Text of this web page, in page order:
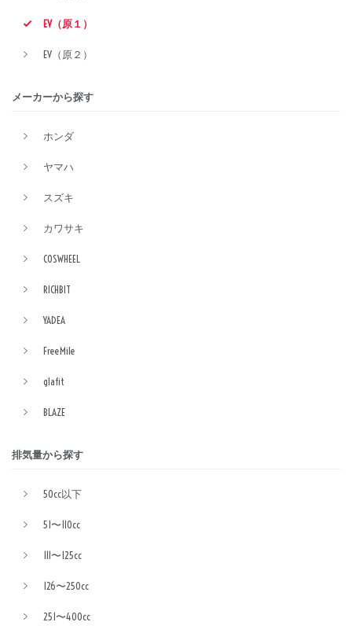
EV（原１）
EV（原２）
メーカーから探す
ホンダ
ヤマハ
スズキ
カワサキ
COSWHEEL
RICHBIT
YADEA
FreeMile
glafit
BLAZE
排気量から探す
50cc以下
51〜110cc
111〜125cc
126〜250cc
251〜400cc